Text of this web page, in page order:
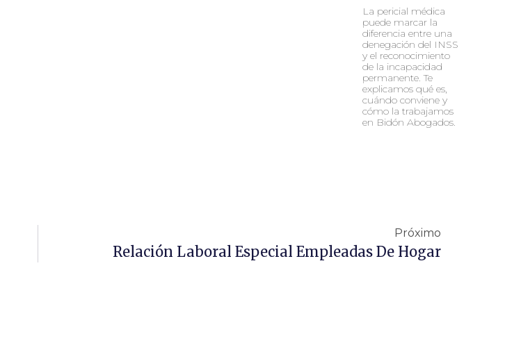
La pericial médica
puede marcar la
diferencia entre una
denegación del INSS
y el reconocimiento
de la incapacidad
permanente. Te
explicamos qué es,
cuándo conviene y
cómo la trabajamos
en Bidón Abogados.
Próximo
Relación Laboral Especial Empleadas De Hogar